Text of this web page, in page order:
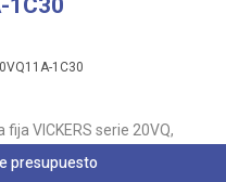
1C30
VICKERS serie 20VQ,
presupuesto